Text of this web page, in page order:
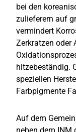
bei den
zulieferern auf
vermindert
Zerkratzen oder
hitzebeständig.
speziellen
Farbpigmente
Auf dem